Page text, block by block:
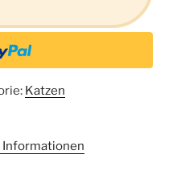
Katzen
Informationen